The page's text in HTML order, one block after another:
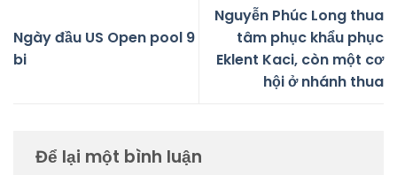
Ngày đầu US Open pool 9
bi
Nguyễn Phúc Long thua
tâm phục khẩu phục
Eklent Kaci, còn một cơ
hội ở nhánh thua
Để lại một bình luận